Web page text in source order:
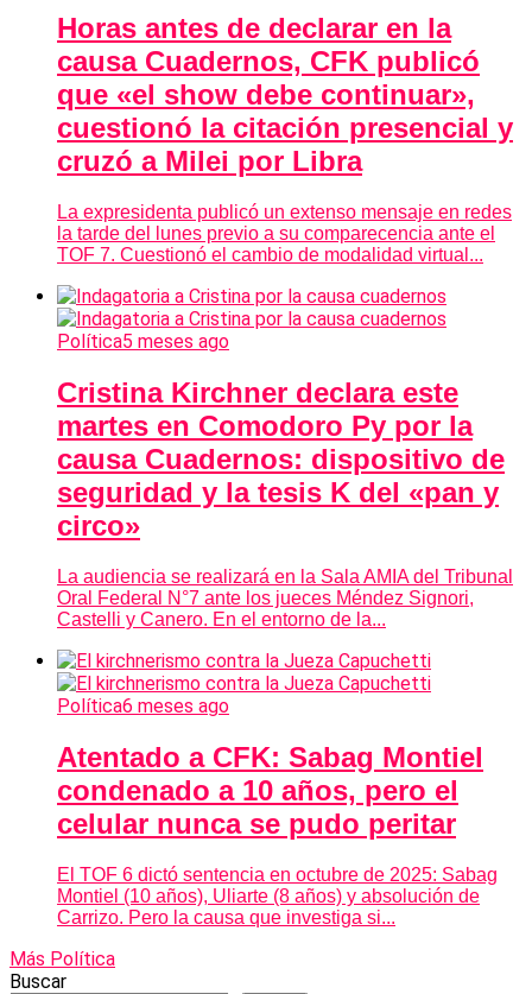
Horas antes de declarar en la
causa Cuadernos, CFK publicó
que «el show debe continuar»,
cuestionó la citación presencial y
cruzó a Milei por Libra
La expresidenta publicó un extenso mensaje en redes
la tarde del lunes previo a su comparecencia ante el
TOF 7. Cuestionó el cambio de modalidad virtual...
Política5 meses ago
Cristina Kirchner declara este
martes en Comodoro Py por la
causa Cuadernos: dispositivo de
seguridad y la tesis K del «pan y
circo»
La audiencia se realizará en la Sala AMIA del Tribunal
Oral Federal N°7 ante los jueces Méndez Signori,
Castelli y Canero. En el entorno de la...
Política6 meses ago
Atentado a CFK: Sabag Montiel
condenado a 10 años, pero el
celular nunca se pudo peritar
El TOF 6 dictó sentencia en octubre de 2025: Sabag
Montiel (10 años), Uliarte (8 años) y absolución de
Carrizo. Pero la causa que investiga si...
Más Política
Buscar